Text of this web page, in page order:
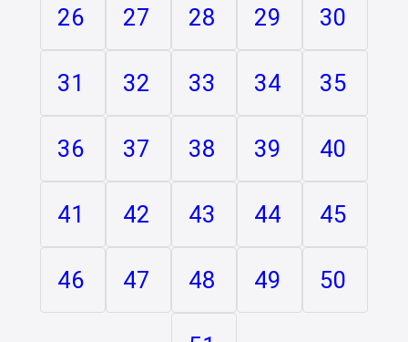
26 27 28 29 30
31 32 33 34 35
36 37 38 39 40
41 42 43 44 45
46 47 48 49 50